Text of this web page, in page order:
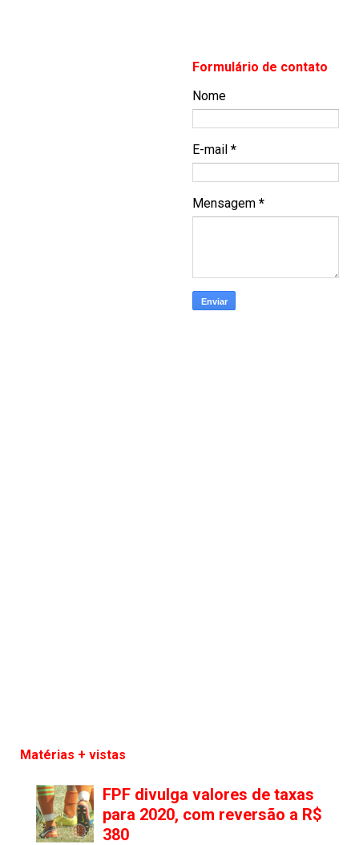
Formulário de contato
Nome
E-mail *
Mensagem *
Matérias + vistas
FPF divulga valores de taxas
para 2020, com reversão a R$
380